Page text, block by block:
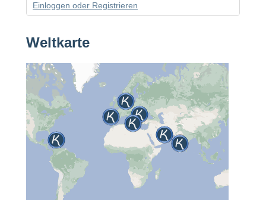
Einloggen oder Registrieren
Weltkarte